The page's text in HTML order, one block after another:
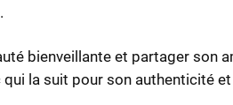
bienveillante et partager son
la suit pour son authenticité